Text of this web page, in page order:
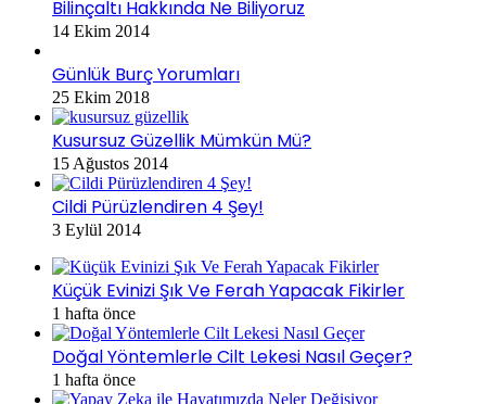
Bilinçaltı Hakkında Ne Biliyoruz
14 Ekim 2014
Günlük Burç Yorumları
25 Ekim 2018
Kusursuz Güzellik Mümkün Mü?
15 Ağustos 2014
Cildi Pürüzlendiren 4 Şey!
3 Eylül 2014
Küçük Evinizi Şık Ve Ferah Yapacak Fikirler
1 hafta önce
Doğal Yöntemlerle Cilt Lekesi Nasıl Geçer?
1 hafta önce